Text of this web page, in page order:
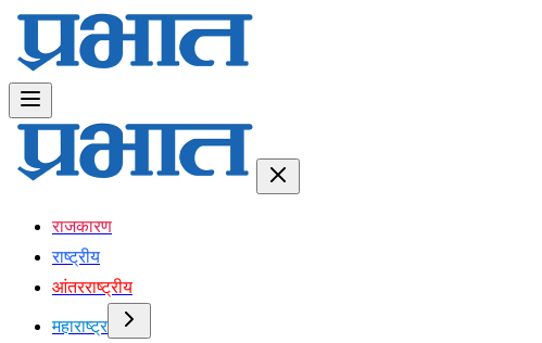
राजकारण
राष्ट्रीय
आंतरराष्ट्रीय
महाराष्ट्र